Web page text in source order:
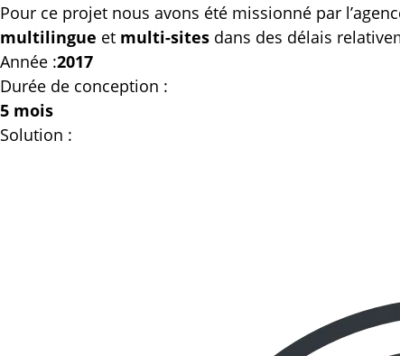
Pour ce projet nous avons été missionné par
multilingue et multi-sites dans des délais
Année :2017
Durée de conception :
5 mois
Solution :